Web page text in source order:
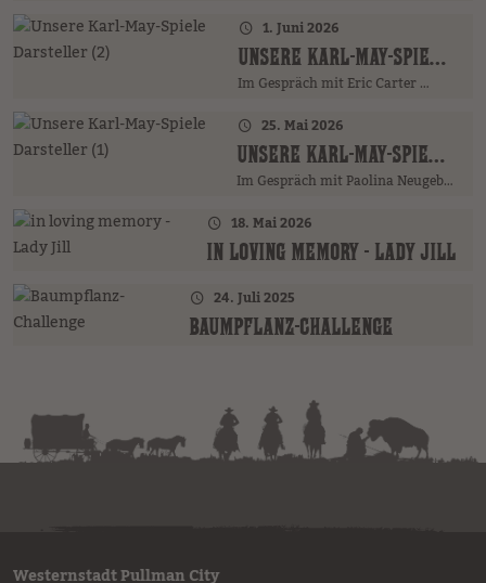
1. Juni 2026
UNSERE KARL-MAY-SPIELE DARSTELLER (2)
Im Gespräch mit Eric Carter …
25. Mai 2026
UNSERE KARL-MAY-SPIELE DARSTELLER (1)
Im Gespräch mit Paolina Neugebauer …
18. Mai 2026
IN LOVING MEMORY - LADY JILL
24. Juli 2025
BAUMPFLANZ-CHALLENGE